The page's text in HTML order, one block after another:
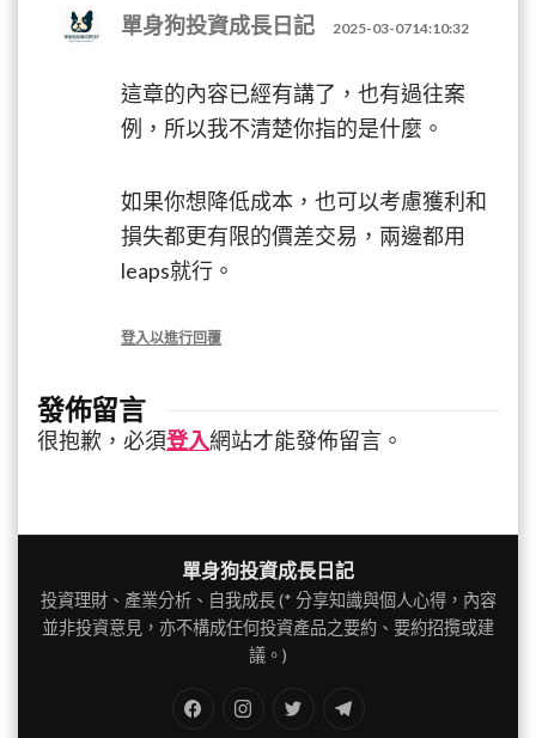
單身狗投資成長日記 2025-03-0714:10:32
這章的內容已經有講了，也有過往案
例，所以我不清楚你指的是什麼。
如果你想降低成本，也可以考慮獲利和
損失都更有限的價差交易，兩邊都用
leaps就行。
登入以進行回覆
發佈留言
很抱歉，必須登入網站才能發佈留言。
單身狗投資成長日記
投資理財、產業分析、自我成長 (* 分享知識與個人心得，內容
並非投資意見，亦不構成任何投資產品之要約、要約招攬或建
議。)
Twitter